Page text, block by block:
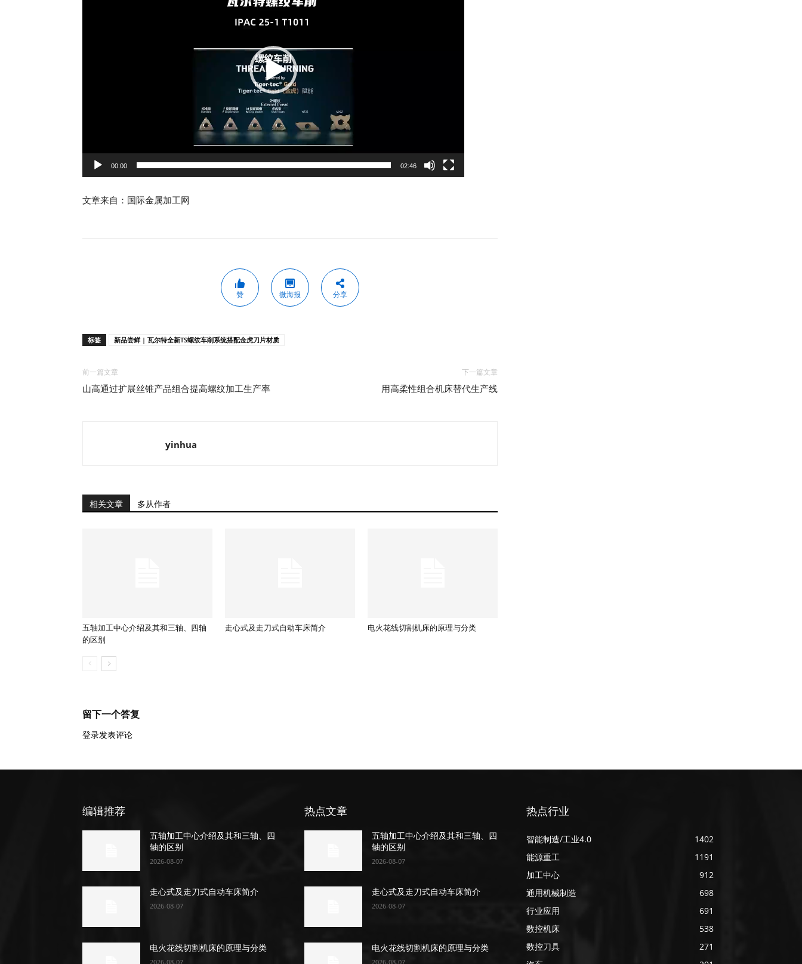
00:00 02:46
文章来自：国际金属加工网
赞 微海报 分享
标签 新品尝鲜 | 瓦尔特全新TS螺纹车削系统搭配金虎刀片材质
前一篇文章
山高通过扩展丝锥产品组合提高螺纹加工生产率
下一篇文章
用高柔性组合机床替代生产线
yinhua
相关文章 多从作者
五轴加工中心介绍及其和三轴、四轴
的区别
走心式及走刀式自动车床简介 电火花线切割机床的原理与分类
留下一个答复
登录发表评论
编辑推荐
五轴加工中心介绍及其和三轴、四
轴的区别
2026-08-07
走心式及走刀式自动车床简介
2026-08-07
电火花线切割机床的原理与分类
2026-08-07
热点文章
五轴加工中心介绍及其和三轴、四
轴的区别
2026-08-07
走心式及走刀式自动车床简介
2026-08-07
电火花线切割机床的原理与分类
2026-08-07
热点行业
智能制造/工业4.0
1402
能源重工
1191
加工中心
912
通用机械制造
698
行业应用
691
数控机床
538
数控刀具
271